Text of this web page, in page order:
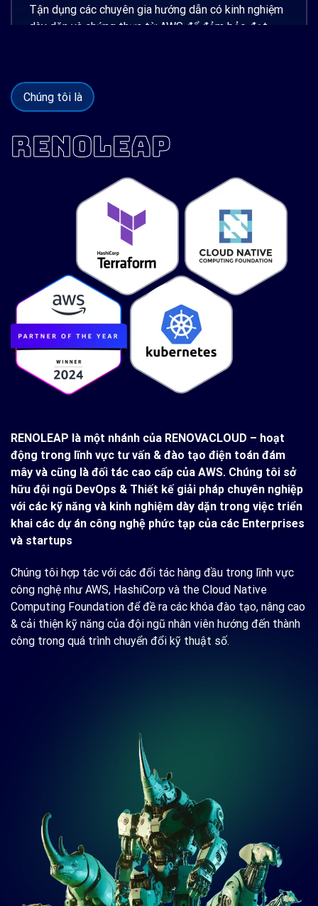
Tận dụng các chuyên gia hướng dẫn có kinh nghiệm
dày dặn và chứng thực từ AWS để đảm bảo đạt
Lộ Trình Học Tập Được Thiết Kế Riêng
Chúng tôi luôn thiết kế các chương trình đào tạo
dành riêng cho bạn với tiêu chí bảo đảm kết quả
đầu ra tốt nhất theo yêu cầu mà bạn
Thành Tựu Toàn Cầu
Chúng tôi rất vinh dự nhận được danh hiệu AWS
Partner of the Year trong 2 năm liên tiếp 2023 và
2024.
Chúng tôi là
RENOLEAP
RENOLEAP là một nhánh của RENOVACLOUD – hoạt
động trong lĩnh vực tư vấn & đào tạo điện toán đám
mây và cũng là đối tác cao cấp của AWS. Chúng tôi sở
hữu đội ngũ DevOps & Thiết kế giải pháp chuyên nghiệp
với các kỹ năng và kinh nghiệm dày dặn trong việc triển
khai các dự án công nghệ phức tạp của các Enterprises
và startups
Chúng tôi hợp tác với các đối tác hàng đầu trong lĩnh vực
công nghệ như AWS, HashiCorp và the Cloud Native
Computing Foundation để đề ra các khóa đào tạo, nâng cao
& cải thiện kỹ năng của đội ngũ nhân viên hướng đến thành
công trong quá trình chuyển đổi kỹ thuật số.